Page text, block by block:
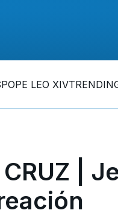
POPE LEO XIV
CRUZ |